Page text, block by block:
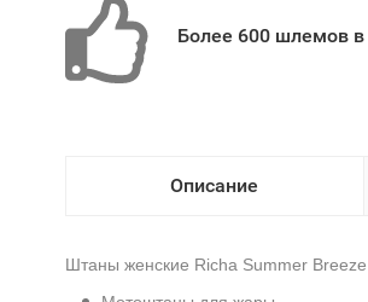
Более 600 шлемов в
Описание
Штаны женские Richa Summer Breeze